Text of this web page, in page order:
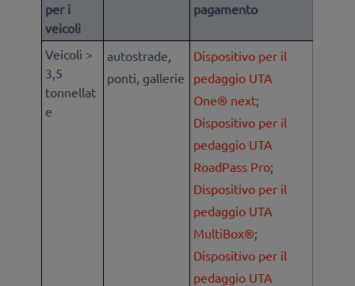
per i
veicoli
pagamento
Veicoli >
3,5
tonnellat
e
autostrade,
ponti, gallerie
Dispositivo per il
pedaggio UTA
One® next;
Dispositivo per il
pedaggio UTA
RoadPass Pro;
Dispositivo per il
pedaggio UTA
MultiBox®;
Dispositivo per il
pedaggio UTA